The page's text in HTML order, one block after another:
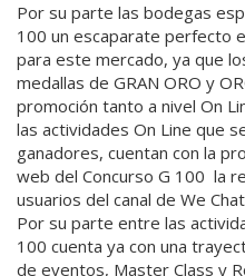
Por su parte las bodegas
100 un escaparate perfecto
para este mercado, ya que
medallas de GRAN ORO y
promoción tanto a nivel On
las actividades On Line que
ganadores, cuentan con la
web del Concurso G 100 la
usuarios del canal de We
Por su parte entre las
100 cuenta ya con una
de eventos, Master Class y